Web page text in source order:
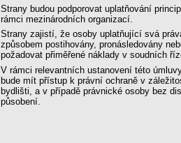
Strany budou podporovat uplatňování
rámci mezinárodních organizací.
Strany zajistí, že osoby uplatňující svá
způsobem postihovány, pronásledovány
požadovat přiměřené náklady v soudních
V rámci relevantních ustanovení této
bude mít přístup k právní ochraně v
bydlišti, a v případě právnické osoby bez
působení.